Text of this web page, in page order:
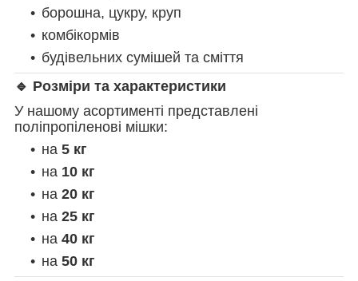
борошна, цукру, круп
комбікормів
будівельних сумішей та сміття
🔹 Розміри та характеристики
У нашому асортименті представлені
поліпропіленові мішки:
на 5 кг
на 10 кг
на 20 кг
на 25 кг
на 40 кг
на 50 кг